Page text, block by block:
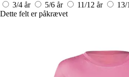
3/4 år
5/6 år 11/12 år
13/
Dette felt er påkrævet